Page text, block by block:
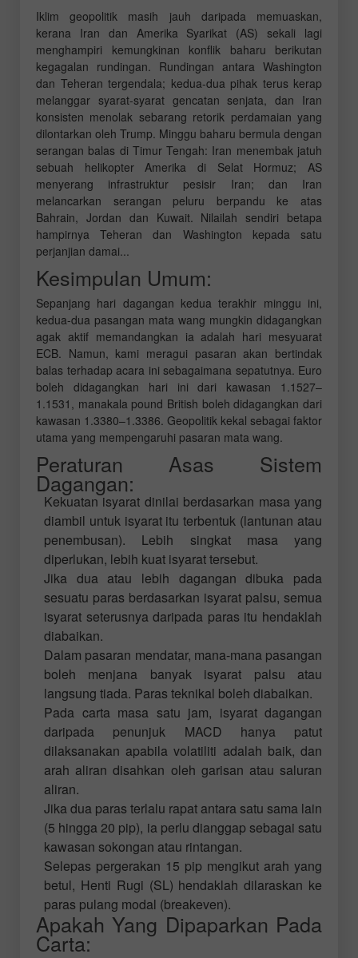
Iklim geopolitik masih jauh daripada memuaskan,
kerana Iran dan Amerika Syarikat (AS) sekali lagi
menghampiri kemungkinan konflik baharu berikutan
kegagalan rundingan. Rundingan antara Washington
dan Teheran tergendala; kedua-dua pihak terus kerap
melanggar syarat-syarat gencatan senjata, dan Iran
konsisten menolak sebarang retorik perdamaian yang
dilontarkan oleh Trump. Minggu baharu bermula dengan
serangan balas di Timur Tengah: Iran menembak jatuh
sebuah helikopter Amerika di Selat Hormuz; AS
menyerang infrastruktur pesisir Iran; dan Iran
melancarkan serangan peluru berpandu ke atas
Bahrain, Jordan dan Kuwait. Nilailah sendiri betapa
hampirnya Teheran dan Washington kepada satu
perjanjian damai...
Kesimpulan Umum:
Sepanjang hari dagangan kedua terakhir minggu ini,
kedua-dua pasangan mata wang mungkin didagangkan
agak aktif memandangkan ia adalah hari mesyuarat
ECB. Namun, kami meragui pasaran akan bertindak
balas terhadap acara ini sebagaimana sepatutnya. Euro
boleh didagangkan hari ini dari kawasan 1.1527–
1.1531, manakala pound British boleh didagangkan dari
kawasan 1.3380–1.3386. Geopolitik kekal sebagai faktor
utama yang mempengaruhi pasaran mata wang.
Peraturan Asas Sistem
Dagangan:
Kekuatan isyarat dinilai berdasarkan masa yang
diambil untuk isyarat itu terbentuk (lantunan atau
penembusan). Lebih singkat masa yang
diperlukan, lebih kuat isyarat tersebut.
Jika dua atau lebih dagangan dibuka pada
sesuatu paras berdasarkan isyarat palsu, semua
isyarat seterusnya daripada paras itu hendaklah
diabaikan.
Dalam pasaran mendatar, mana-mana pasangan
boleh menjana banyak isyarat palsu atau
langsung tiada. Paras teknikal boleh diabaikan.
Pada carta masa satu jam, isyarat dagangan
daripada penunjuk MACD hanya patut
dilaksanakan apabila volatiliti adalah baik, dan
arah aliran disahkan oleh garisan atau saluran
aliran.
Jika dua paras terlalu rapat antara satu sama lain
(5 hingga 20 pip), ia perlu dianggap sebagai satu
kawasan sokongan atau rintangan.
Selepas pergerakan 15 pip mengikut arah yang
betul, Henti Rugi (SL) hendaklah dilaraskan ke
paras pulang modal (breakeven).
Apakah Yang Dipaparkan Pada
Carta: